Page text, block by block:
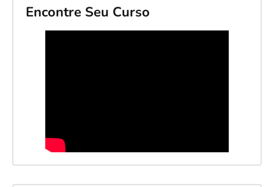
Encontre Seu Curso